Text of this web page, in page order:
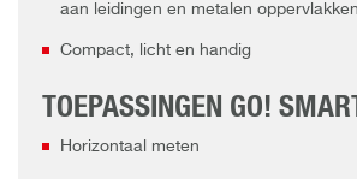
aan leidingen en metalen oppervlakken
Compact, licht en handig
TOEPASSINGEN GO!
Horizontaal meten